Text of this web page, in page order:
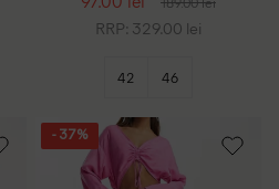
RRP: 329.00 lei
42 46
- 37%